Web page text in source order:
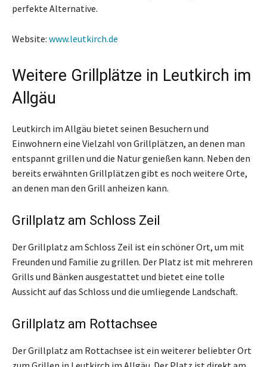
perfekte Alternative.
Website: www.leutkirch.de
Weitere Grillplätze in Leutkirch im
Allgäu
Leutkirch im Allgäu bietet seinen Besuchern und
Einwohnern eine Vielzahl von Grillplätzen, an denen man
entspannt grillen und die Natur genießen kann. Neben den
bereits erwähnten Grillplätzen gibt es noch weitere Orte,
an denen man den Grill anheizen kann.
Grillplatz am Schloss Zeil
Der Grillplatz am Schloss Zeil ist ein schöner Ort, um mit
Freunden und Familie zu grillen. Der Platz ist mit mehreren
Grills und Bänken ausgestattet und bietet eine tolle
Aussicht auf das Schloss und die umliegende Landschaft.
Grillplatz am Rottachsee
Der Grillplatz am Rottachsee ist ein weiterer beliebter Ort